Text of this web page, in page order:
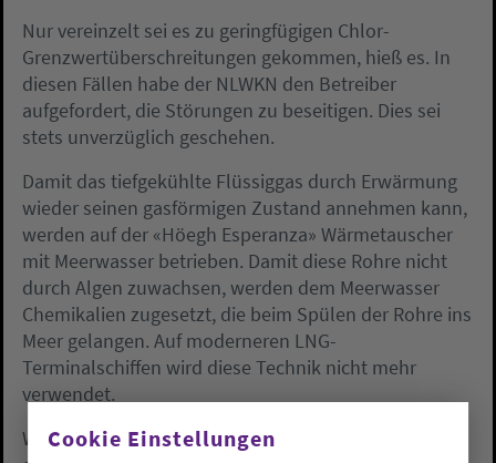
Nur vereinzelt sei es zu geringfügigen Chlor-
Grenzwertüberschreitungen gekommen, hieß es. In
diesen Fällen habe der NLWKN den Betreiber
aufgefordert, die Störungen zu beseitigen. Dies sei
stets unverzüglich geschehen.
Damit das tiefgekühlte Flüssiggas durch Erwärmung
wieder seinen gasförmigen Zustand annehmen kann,
werden auf der «Höegh Esperanza» Wärmetauscher
mit Meerwasser betrieben. Damit diese Rohre nicht
durch Algen zuwachsen, werden dem Meerwasser
Chemikalien zugesetzt, die beim Spülen der Rohre ins
Meer gelangen. Auf moderneren LNG-
Terminalschiffen wird diese Technik nicht mehr
verwendet.
Während des Monitorings suchten laut dem NLWKN
Cookie Einstellungen